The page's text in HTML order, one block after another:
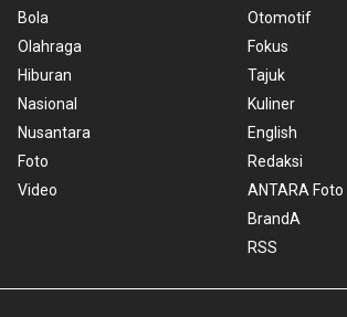
Bola
Olahraga
Hiburan
Nasional
Nusantara
Foto
Video
Otomotif
Fokus
Tajuk
Kuliner
English
Redaksi
ANTARA Foto
BrandA
RSS